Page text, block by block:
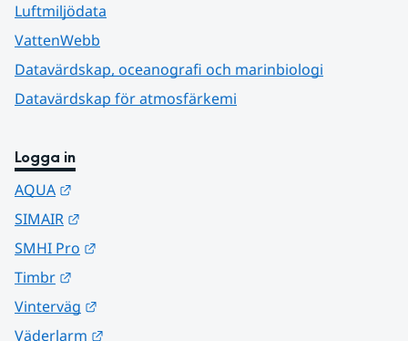
Luftmiljödata
VattenWebb
Datavärdskap, oceanografi och marinbiologi
Datavärdskap för atmosfärkemi
Logga in
AQUA
SIMAIR
SMHI Pro
Timbr
Vinterväg
Väderlarm